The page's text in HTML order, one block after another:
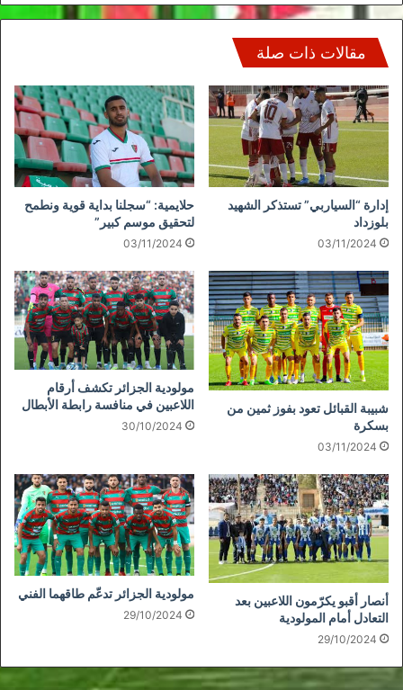
مقالات ذات صلة
إدارة “السياربي” تستذكر الشهيد
بلوزداد
03/11/2024
حلايمية: “سجلنا بداية قوية ونطمح
لتحقيق موسم كبير”
03/11/2024
شبيبة القبائل تعود بفوز ثمين من
بسكرة
03/11/2024
مولودية الجزائر تكشف أرقام
اللاعبين في منافسة رابطة الأبطال
30/10/2024
أنصار أقبو يكرّمون اللاعبين بعد
التعادل أمام المولودية
29/10/2024
مولودية الجزائر تدعّم طاقهما الفني
29/10/2024